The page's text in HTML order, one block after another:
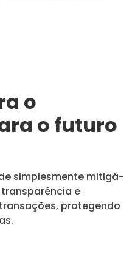
o
o futuro
simplesmente mitigá-
e
protegendo